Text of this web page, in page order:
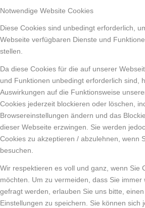
Notwendige Website Cookies
Diese Cookies sind unbedingt erforderlich,
Webseite verfügbaren Dienste und
stellen.
Da diese Cookies für die auf unserer
und Funktionen unbedingt erforderlich sind,
Auswirkungen auf die Funktionsweise
Cookies jederzeit blockieren oder löschen,
Browsereinstellungen ändern und das
dieser Webseite erzwingen. Sie werden
Cookies zu akzeptieren / abzulehnen, wenn
besuchen.
Wir respektieren es voll und ganz, wenn Sie
möchten. Um zu vermeiden, dass Sie immer
gefragt werden, erlauben Sie uns bitte,
Einstellungen zu speichern. Sie können sich